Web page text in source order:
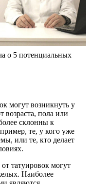
о 5 потенциальных
могут возникнуть у
возраста, пола или
склонны к
те, у кого уже
или те, кто делает
татуировок могут
Наиболее